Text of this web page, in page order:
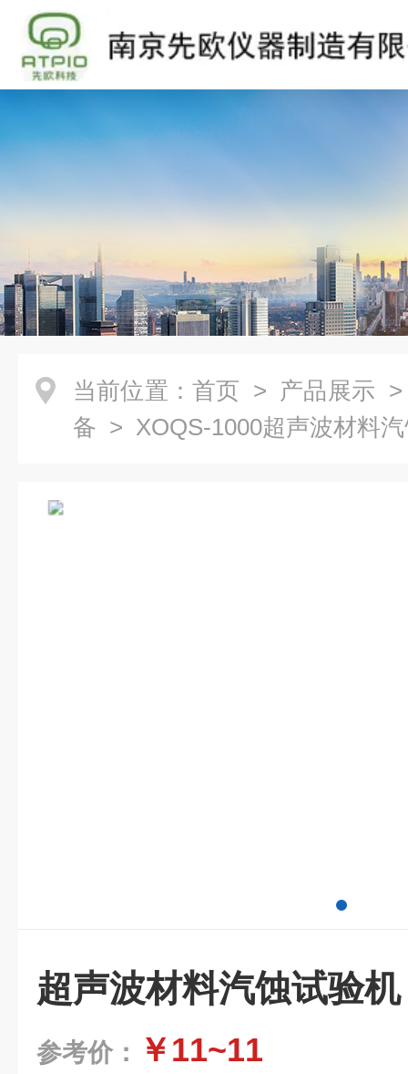
当前位置： 首页 > 产品展示
备 > XOQS-1000超声波材料
超声波材料汽蚀试验机
参考价： ￥11~11